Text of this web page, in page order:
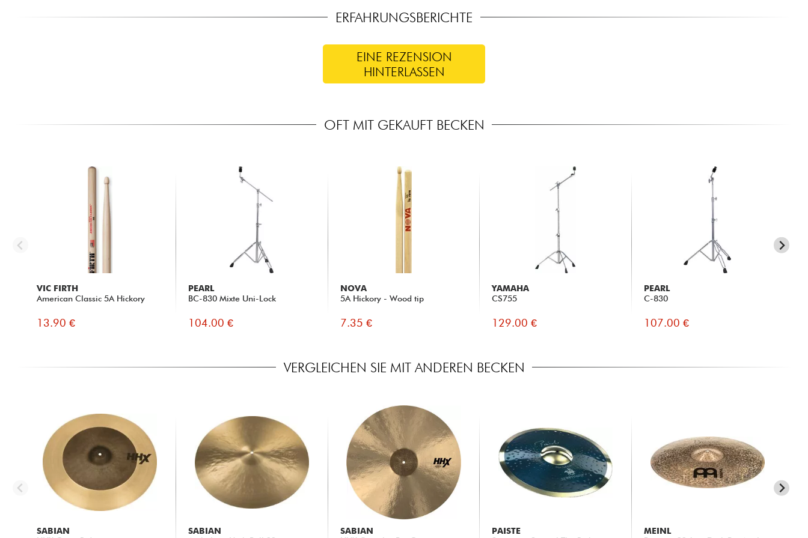
ERFAHRUNGSBERICHTE
EINE REZENSION
HINTERLASSEN
OFT MIT GEKAUFT BECKEN
VIC FIRTH
American Classic 5A Hickory
13.90 €
PEARL
BC-830 Mixte Uni-Lock
104.00 €
NOVA
5A Hickory - Wood tip
7.35 €
YAMAHA
CS755
129.00 €
PEARL
C-830
107.00 €
VERGLEICHEN SIE MIT ANDEREN BECKEN
SABIAN
SABIAN
SABIAN
PAISTE
MEINL